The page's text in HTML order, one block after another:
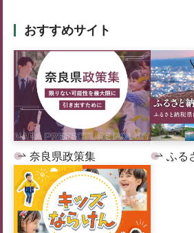
おすすめサイト
奈良県政策集 ふる